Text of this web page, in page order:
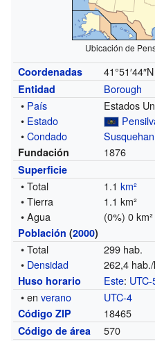
Ubicación de
Coordenadas 41°51′44″N
Entidad
Borough
• País
Estados
• Estado
•Condado
Fundación 1876
Superficie
• Total 1.1km²
• Tierra
1.1 km²
• Agua
(0%) 0 km²
Población (2000)
• Total
299 hab.
• Densidad 262,4 hab./
Huso horario Este: UTC-
• enverano UTC-4
Código ZIP 18465
Código de área 570